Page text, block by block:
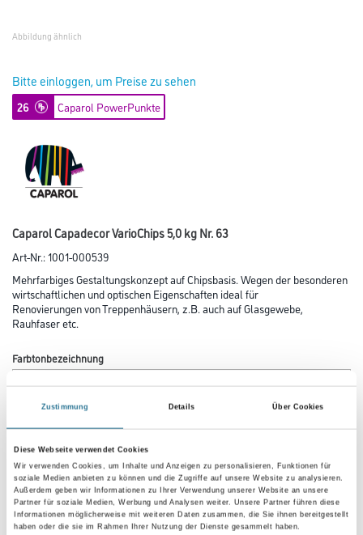
Zustimmung Details Über Cookies
Diese Webseite verwendet Cookies
Wir verwenden Cookies, um Inhalte und Anzeigen zu personalisieren, Funktionen für
soziale Medien anbieten zu können und die Zugriffe auf unsere Website zu analysieren.
Außerdem geben wir Informationen zu Ihrer Verwendung unserer Website an unsere
Partner für soziale Medien, Werbung und Analysen weiter. Unsere Partner führen diese
Informationen möglicherweise mit weiteren Daten zusammen, die Sie ihnen bereitgestellt
haben oder die sie im Rahmen Ihrer Nutzung der Dienste gesammelt haben.
Abbildung ähnlich
Bitte einloggen, um Preise zu sehen
26 Caparol PowerPunkte
Caparol Capadecor VarioChips 5,0 kg Nr. 63
Art-Nr.:1001-000539
Mehrfarbiges Gestaltungskonzept auf Chipsbasis. Wegen der besonderen
wirtschaftlichen und optischen Eigenschaften ideal für
Renovierungen von Treppenhäusern, z.B. auch auf Glasgewebe,
Rauhfaser etc.
Farbtonbezeichnung
Umrechnungsfaktoren